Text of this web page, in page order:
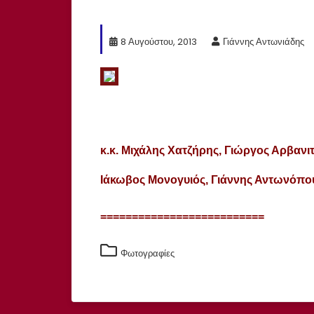
8 Αυγούστου, 2013 Γιάννης Αντωνιάδης
κ.κ. Μιχάλης Χατζήρης, Γιώργος
Ιάκωβος Μονογυιός, Γιάννης
==========================
Φωτογραφίες